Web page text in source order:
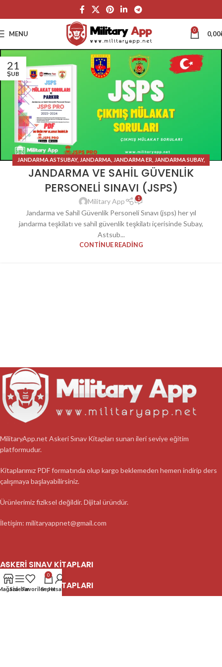
MENU 0 0,00
21
ŞUB
JANDARMA ASTSUBAY, JANDARMA, JANDARMA ER JANDARMA SUBAY,
JANDARMA UZMAN ÇAVUŞ
JANDARMA VE SAHİL GÜVENLİK
PERSONELİ SINAVI (JSPS)
Military App 1
Jandarma ve Sahil Güvenlik Personeli Sınavı (jsps) her yıl
jandarma teşkilatı ve sahil güvenlik teşkilatı içerisinde Subay,
Astsub...
CONTINUE READING
MilitaryApp.net Askeri Sınav Kitapları sunan ileri seviye eğitim
platformudur.
Kitaplarımız PDF formatında olup kargo beklemeden hemen indirip ders
çalışmaya başlayabilirsiniz.
Ürünlerimiz fiziksel değildir. Dijital üründür.
İletişim: militaryappnet@gmail.com
ASKERI SINAV KITAPLARI
ASKERI SINAV KITAPLARI
SidebarFavoriler
0
SepetHesabım